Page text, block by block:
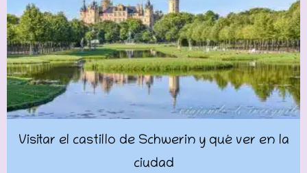
Visitar el castillo de Schwerin y qué ver en la
ciudad